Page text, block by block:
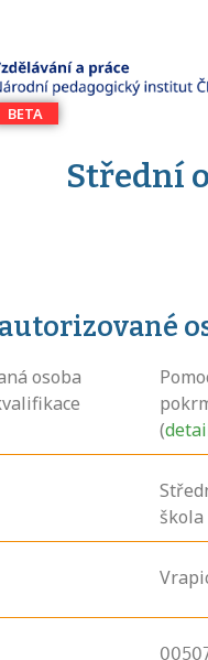
Střední
osoba
(